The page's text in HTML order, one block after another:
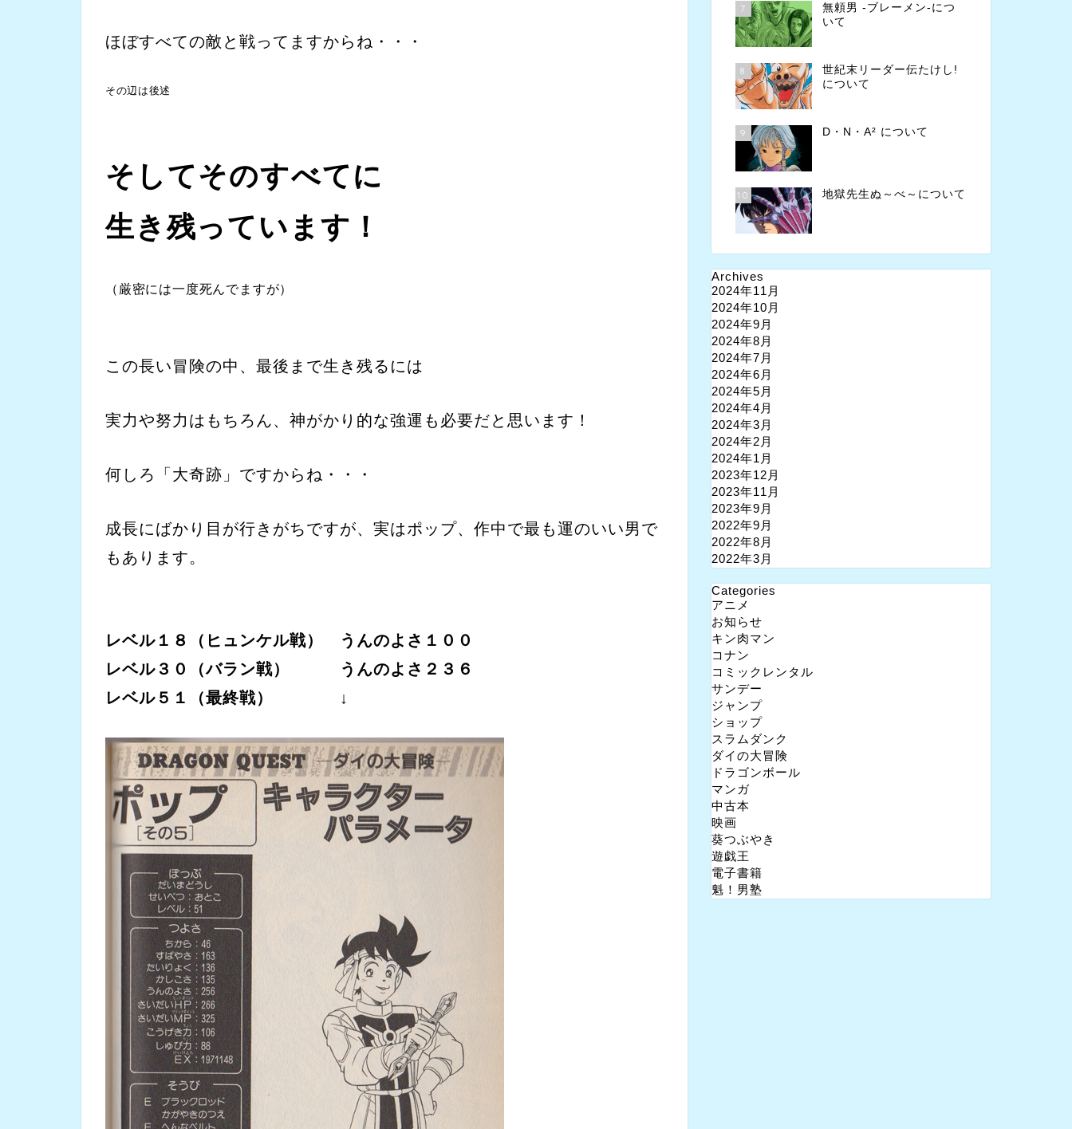
ほぼすべての敵と戦ってますからね・・・
その辺は後述
そしてそのすべてに
生き残っています！
（厳密には一度死んでますが）
この長い冒険の中、最後まで生き残るには
実力や努力はもちろん、神がかり的な強運も必要だと思います！
何しろ「大奇跡」ですからね・・・
成長にばかり目が行きがちですが、実はポップ、作中で最も運のいい男で
もあります。
レベル１８（ヒュンケル戦） うんのよさ１００
レベル３０（バラン戦） うんのよさ２３６
レベル５１（最終戦） ↓
7
無頼男 -ブレーメン-につ
いて
8
世紀末リーダー伝たけし!
について
9 D・N・A² について
10 地獄先生ぬ～べ～について
Archives
2024年11月
2024年10月
2024年9月
2024年8月
2024年7月
2024年6月
2024年5月
2024年4月
2024年3月
2024年2月
2024年1月
2023年12月
2023年11月
2023年9月
2022年9月
2022年8月
2022年3月
Categories
アニメ
お知らせ
キン肉マン
コナン
コミックレンタル
サンデー
ジャンプ
ショップ
スラムダンク
ダイの大冒険
ドラゴンボール
マンガ
中古本
映画
葵つぶやき
遊戯王
電子書籍
魁！男塾